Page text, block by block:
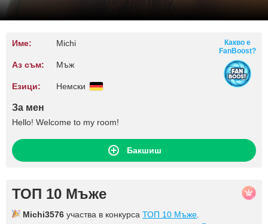
Име: Michi
Аз съм: Мъж
Езици: Немски
Какво е
FanBoost?
За мен
Hello! Welcome to my room!
Бакшиш
ТОП 10 Мъже
Michi3576 участва в конкурса ТОП 10 Мъже